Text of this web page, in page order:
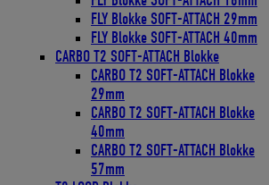
FLY Blokke SOFT-ATTACH 29mm
FLY Blokke SOFT-ATTACH 40mm
CARBO T2 SOFT-ATTACH Blokke
CARBO T2 SOFT-ATTACH Blokke
29mm
CARBO T2 SOFT-ATTACH Blokke
40mm
CARBO T2 SOFT-ATTACH Blokke
57mm